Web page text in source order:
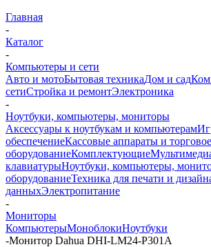
Главная
-
Каталог
-
Компьютеры и сети
Авто и мотоБытовая техникаДом и сад
сетиСтройка и ремонтЭлектроника
-
Ноутбуки, компьютеры, мониторы
Аксессуары к ноутбукам и компьютерам
обеспечениеКассовые аппараты и торговое
оборудованиеКомплектующие
клавиатурыНоутбуки, компьютеры,
оборудованиеТехника для печати и
данныхЭлектропитание
-
Мониторы
КомпьютерыМоноблокиНоутбуки
-Монитор Dahua DHI-LM24-P301A